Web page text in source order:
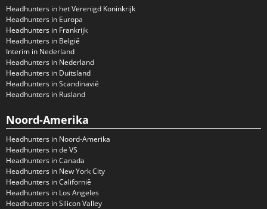
Headhunters in het Verenigd Koninkrijk
Headhunters in Europa
Headhunters in Frankrijk
Headhunters in België
Interim in Nederland
Headhunters in Nederland
Headhunters in Duitsland
Headhunters in Scandinavië
Headhunters in Rusland
Noord-Amerika
Headhunters in Noord-Amerika
Headhunters in de VS
Headhunters in Canada
Headhunters in New York City
Headhunters in Californië
Headhunters in Los Angeles
Headhunters in Silicon Valley